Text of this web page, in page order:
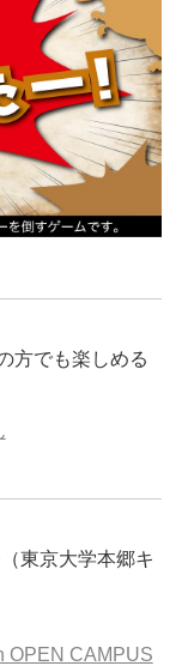
方でも楽しめる
東京大学本郷キ
OPEN CAMPUS